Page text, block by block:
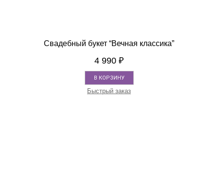
Свадебный букет “Вечная классика”
4 990 ₽
В КОРЗИНУ
Быстрый заказ